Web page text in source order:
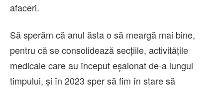
afaceri.
Să sperăm că anul ăsta o să meargă mai bine,
pentru că se consolidează secțiile, activitățile
medicale care au început eșalonat de-a lungul
timpului, și în 2023 sper să fim în stare să